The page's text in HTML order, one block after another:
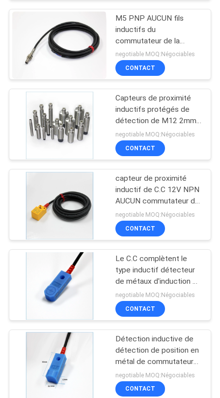
NOUS
NOUVELLES
UNE
CITATION
PLAN
SITE
PRIVACY
POLICY
proximité capacitif
27
Capteurs
photoélectriques
cylindrique
20
commutateur
photoélectrique de
sonde
Capteur optique
M5 PNP AUCUN fils
inductifs du
commutateur de la
proximité 24Vdc 3
rincent la détection en
métal
negotiable MOQ:Négociables
CONTACT
Capteurs de proximité
inductifs protégés de
détection de M12 2mm
avec le connecteur M12
negotiable MOQ:Négociables
CONTACT
capteur de proximité
inductif de C.C 12V NPN
AUCUN commutateur de
détection 5mm
horizontal
negotiable MOQ:Négociables
CONTACT
Le C.C complètent le
type inductif détecteur
de métaux d'induction du
fil 4mm du capteur 3
negotiable MOQ:Négociables
CONTACT
Détection inductive de
détection de position en
métal de commutateur
de proximité de C.C
12Volt 4mm
negotiable MOQ:Négociables
CONTACT